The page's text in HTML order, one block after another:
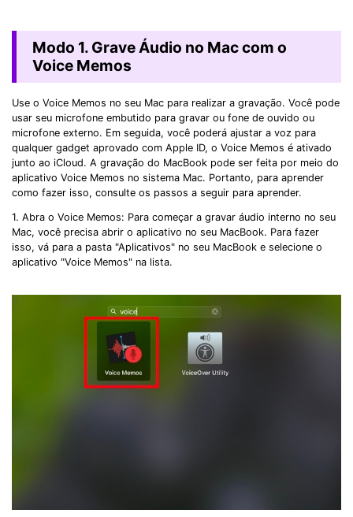
Modo 1. Grave Áudio no Mac com o
Voice Memos
Use o Voice Memos no seu Mac para realizar a gravação. Você pode
usar seu microfone embutido para gravar ou fone de ouvido ou
microfone externo. Em seguida, você poderá ajustar a voz para
qualquer gadget aprovado com Apple ID, o Voice Memos é ativado
junto ao iCloud. A gravação do MacBook pode ser feita por meio do
aplicativo Voice Memos no sistema Mac. Portanto, para aprender
como fazer isso, consulte os passos a seguir para aprender.
1. Abra o Voice Memos: Para começar a gravar áudio interno no seu
Mac, você precisa abrir o aplicativo no seu MacBook. Para fazer
isso, vá para a pasta "Aplicativos" no seu MacBook e selecione o
aplicativo "Voice Memos" na lista.